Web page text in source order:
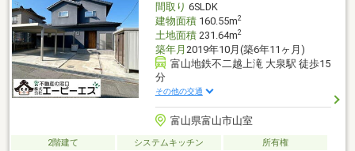
間取り 6SLDK
建物面積160.55m2
土地面積231.64m2
築年月 2019年10月(築6年11ヶ月)
富山地鉄不二越上滝 大泉駅 徒歩15
分
その他の交通
富山県富山市山室
2階建て システムキッチン
所有権